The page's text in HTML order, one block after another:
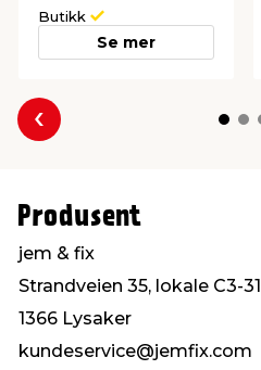
Butikk
Se mer
Forrige
Produsent
jem & fix
Strandveien 35, lokale C3-31
1366 Lysaker
kundeservice@jemfix.com